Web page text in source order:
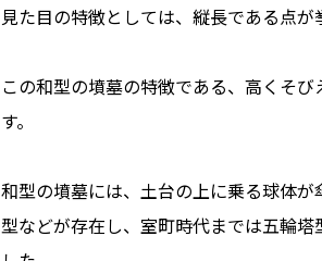
見た目の特徴としては、縦長である点
この和型の墳墓の特徴である、高くそ
す。
和型の墳墓には、土台の上に乗る球体
型などが存在し、室町時代までは五輪